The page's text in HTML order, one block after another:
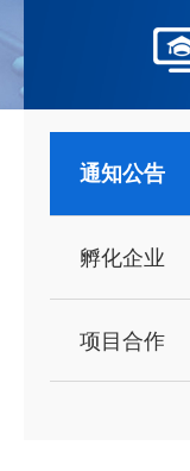
通知公告
孵化企业
项目合作